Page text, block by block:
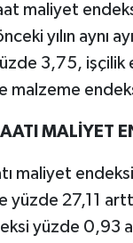
maliyet
yılın aynı
3,75, işçilik
malzeme
MALİYET
maliyet
yüzde 27,11
yüzde 0,93